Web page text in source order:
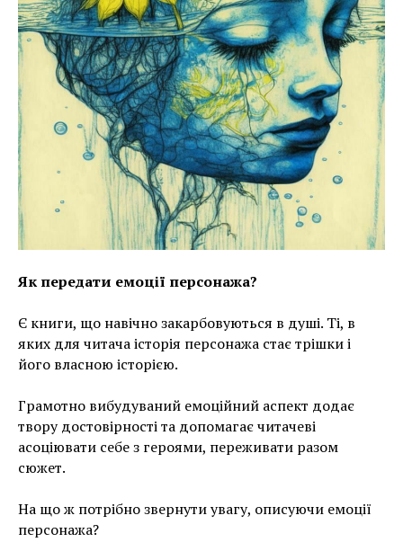
Як передати емоції персонажа?
Є книги, що навічно закарбовуються в душі. Ті, в
яких для читача історія персонажа стає трішки і
його власною історією.
Грамотно вибудуваний емоційний аспект додає
твору достовірності та допомагає читачеві
асоціювати себе з героями, переживати разом
сюжет.
На що ж потрібно звернути увагу, описуючи емоції
персонажа?